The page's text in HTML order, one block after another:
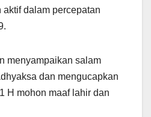
dalam percepatan
menyampaikan salam
dan mengucapkan
H mohon maaf lahir dan